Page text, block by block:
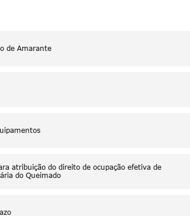
de Amarante
atribuição do direito de ocupação efetiva de
do Queimado